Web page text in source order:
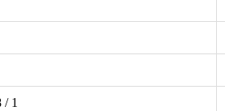
1 / 1.8 '' المسح التدريجي CMOS